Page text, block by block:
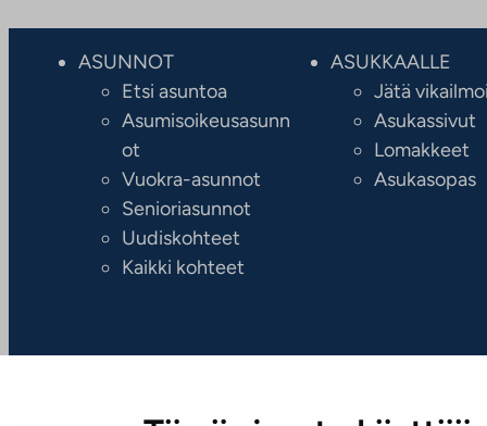
ASUNNOT
Etsi asuntoa
Asumisoikeusasunn
ot
Vuokra-asunnot
Senioriasunnot
Uudiskohteet
Kaikki kohteet
ASUKKAALLE
Jätä
Asukassivut
Lomakkeet
Asukasopas